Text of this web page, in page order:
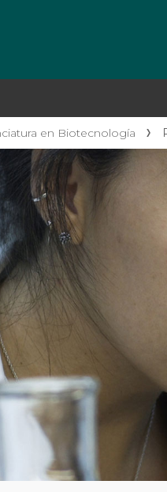
en Biotecnología